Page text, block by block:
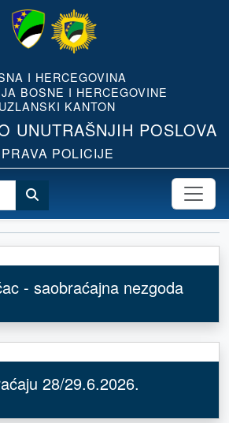
I HERCEGOVINA
BOSNE I HERCEGOVINE
KANTON
UNUTRAŠNJIH POSLOVA
POLICIJE
- saobraćajna nezgoda
28/29.6.2026.